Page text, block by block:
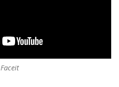
Faceit